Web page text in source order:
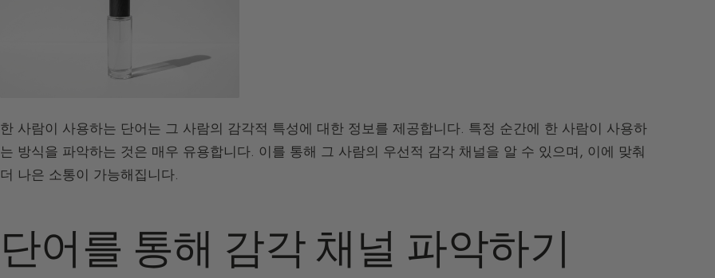
한 사람이 사용하는 단어는 그 사람의 감각적 특성에 대한 정보를 제공합니다. 특정 순간에 한 사람이 사용하
는 방식을 파악하는 것은 매우 유용합니다. 이를 통해 그 사람의 우선적 감각 채널을 알 수 있으며, 이에 맞춰
더 나은 소통이 가능해집니다.
단어를 통해 감각 채널 파악하기